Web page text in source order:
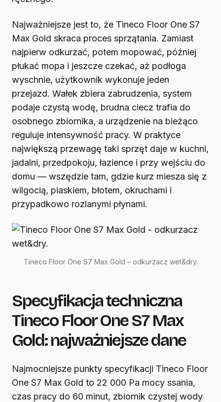
Najważniejsze jest to, że Tineco Floor One S7
Max Gold skraca proces sprzątania. Zamiast
najpierw odkurzać, potem mopować, później
płukać mopa i jeszcze czekać, aż podłoga
wyschnie, użytkownik wykonuje jeden
przejazd. Wałek zbiera zabrudzenia, system
podaje czystą wodę, brudna ciecz trafia do
osobnego zbiornika, a urządzenie na bieżąco
reguluje intensywność pracy. W praktyce
największą przewagę taki sprzęt daje w kuchni,
jadalni, przedpokoju, łazience i przy wejściu do
domu — wszędzie tam, gdzie kurz miesza się z
wilgocią, piaskiem, błotem, okruchami i
przypadkowo rozlanymi płynami.
Tineco Floor One S7 Max Gold – odkurzacz wet&dry.
Specyfikacja techniczna
Tineco Floor One S7 Max
Gold: najważniejsze dane
Najmocniejsze punkty specyfikacji Tineco Floor
One S7 Max Gold to 22 000 Pa mocy ssania,
czas pracy do 60 minut, zbiornik czystej wody